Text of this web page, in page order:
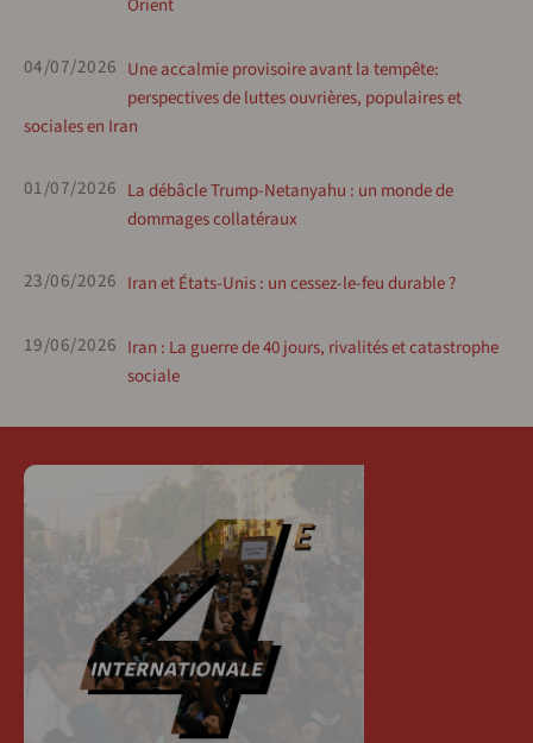
Orient
04/07/2026 Une accalmie provisoire avant la tempête:
perspectives de luttes ouvrières, populaires et
sociales en Iran
01/07/2026 La débâcle Trump-Netanyahu : un monde de
dommages collatéraux
23/06/2026 Iran et États-Unis : un cessez-le-feu durable ?
19/06/2026 Iran : La guerre de 40 jours, rivalités et catastrophe
sociale